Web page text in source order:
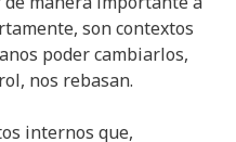
son contextos
poder cambiarlos,
nos rebasan.
internos que,